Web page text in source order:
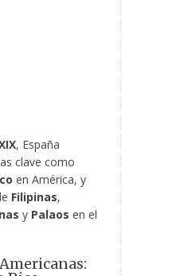
, España
clave como
en América, y
Filipinas,
y Palaos en el